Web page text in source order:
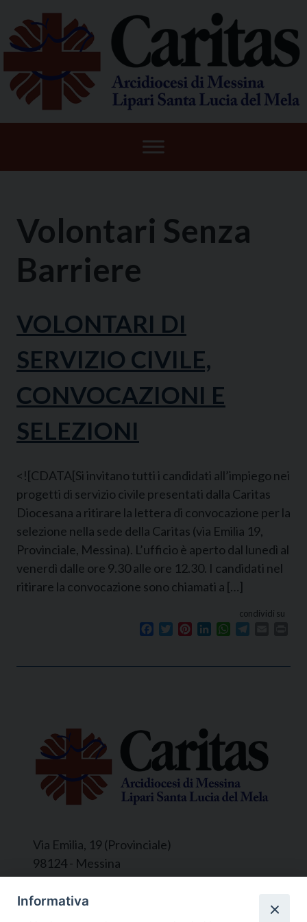
content
Volontari Senza
Barriere
VOLONTARI DI
SERVIZIO CIVILE,
CONVOCAZIONI E
SELEZIONI
<![CDATA[Si invitano tutti i candidati all’impiego nei
progetti di servizio civile presentati dalla Caritas
Diocesana a ritirare la lettera di convocazione per la
selezione nella sede della Caritas (via Emilia 19,
Provinciale, Messina). L’ufficio è aperto dal lunedì al
venerdì dalle ore 9.30 alle ore 12.30. I candidati nel
ritirare la convocazione sono chiamati a […]
condividi su
Facebook
TwitterPinterestLinkedInWhatsApp
Via Emilia, 19 (Provinciale)
98124 - Messina
Segreteria e Amministrazione:
L’Ufficio è aperto tutti i giorni da lunedì a
Informativa